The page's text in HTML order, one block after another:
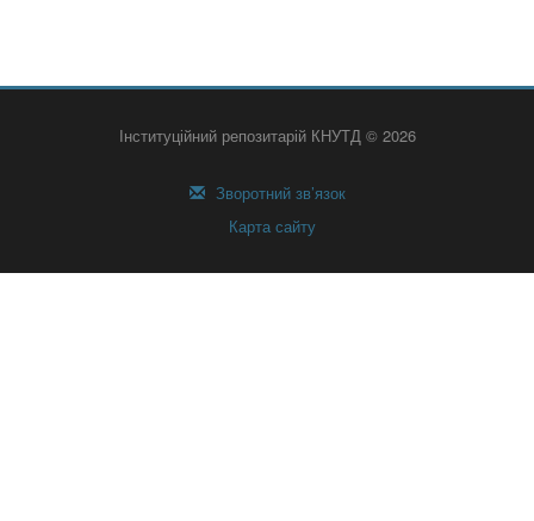
Інституційний репозитарій КНУТД © 2026
Зворотний зв’язок
Карта сайту